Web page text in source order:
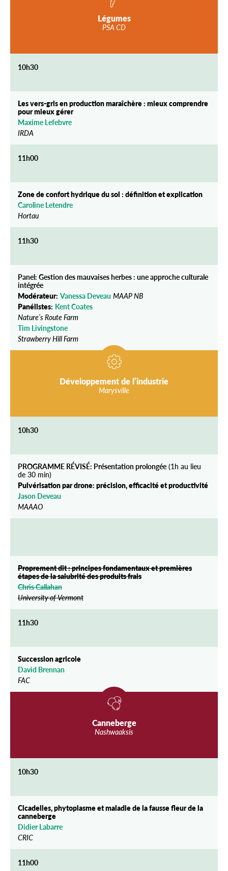
Légumes
PSA CD
10h30
Les vers-gris en production maraîchère : mieux comprendre
pour mieux gérer
Maxime Lefebvre
IRDA
11h00
Zone de confort hydrique du sol : définition et explication
Caroline Letendre
Hortau
11h30
Panel: Gestion des mauvaises herbes : une approche culturale
intégrée
Modérateur: Vanessa Deveau MAAP NB
Panélistes: Kent Coates
Nature’s Route Farm
Tim Livingstone
Strawberry Hill Farm
Développement de l’industrie
Marysville
10h30
PROGRAMME RÉVISÉ: Présentation prolongée (1h au lieu
de 30 min)
Pulvérisation par drone: précision, efficacité et productivité
Jason Deveau
MAAAO
Proprement dit : principes fondamentaux et premières
étapes de la salubrité des produits frais
Chris Callahan
University of Vermont
11h30
Succession agricole
David Brennan
FAC
Canneberge
Nashwaaksis
10h30
Cicadelles, phytoplasme et maladie de la fausse fleur de la
canneberge
Didier Labarre
CRIC
11h00